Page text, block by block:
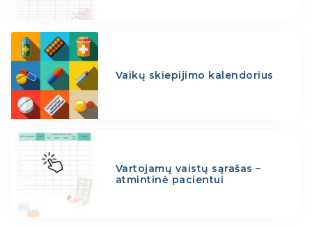
Vaikų skiepijimo kalendorius
Vartojamų vaistų sąrašas –
atmintinė pacientui